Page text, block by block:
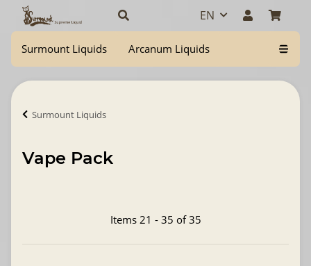
EN
Surmount Liquids Arcanum Liquids
Surmount Liquids
Vape Pack
Items 21 - 35 of 35